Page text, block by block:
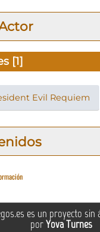
[1]
Evil Requiem
es un proyecto
porYova Turnes